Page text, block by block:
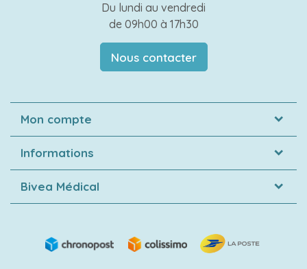
Du lundi au vendredi
de 09h00 à 17h30
Nous contacter
Mon compte
Informations
Bivea Médical